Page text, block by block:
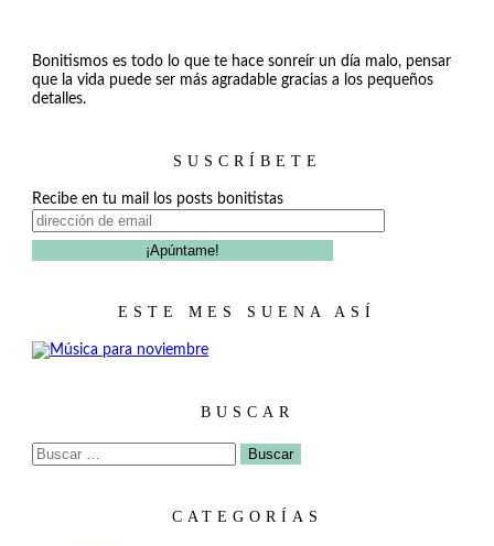
Bonitismos es todo lo que te hace sonreír un día malo, pensar
que la vida puede ser más agradable gracias a los pequeños
detalles.
SUSCRÍBETE
Recibe en tu mail los posts bonitistas
ESTE MES SUENA ASÍ
BUSCAR
Buscar:
CATEGORÍAS